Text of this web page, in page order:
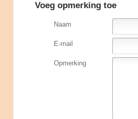
Voeg opmerking toe
Naam
E-mail
Opmerking